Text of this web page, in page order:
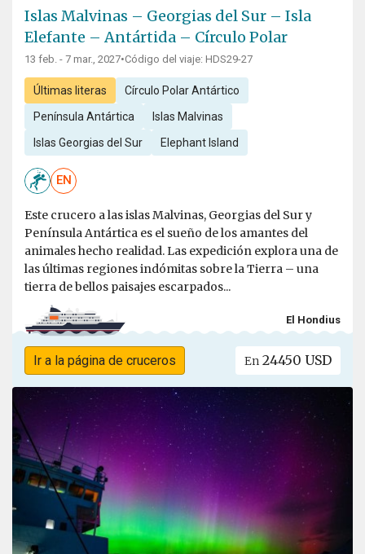
Islas Malvinas – Georgias del Sur – Isla
Elefante – Antártida – Círculo Polar
13 feb. - 7 mar., 2027•Código del viaje: HDS29-27
Últimas literas Círculo Polar Antártico
Península Antártica Islas Malvinas
Islas Georgias del Sur Elephant Island
EN
Este crucero a las islas Malvinas, Georgias del Sur y
Península Antártica es el sueño de los amantes del
animales hecho realidad. Las expedición explora una de
las últimas regiones indómitas sobre la Tierra – una
tierra de bellos paisajes escarpados...
El Hondius
Ir a la página de cruceros En 24450 USD